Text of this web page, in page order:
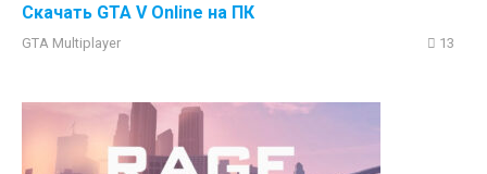
Скачать GTA V Online на ПК
GTA Multiplayer 13